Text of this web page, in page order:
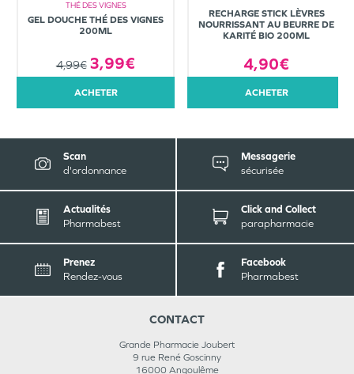
THÉ DES VIGNES
GEL DOUCHE THÉ DES VIGNES
200ML
4,99€ 3,99€
ACHETER
RECHARGE STICK LÈVRES
NOURRISSANT AU BEURRE DE
KARITÉ BIO 200ML
4,90€
ACHETER
Scan
d'ordonnance
Messagerie
sécurisée
Actualités
Pharmabest
Click and Collect
parapharmacie
Prenez
Rendez-vous
Facebook
Pharmabest
CONTACT
Grande Pharmacie Joubert
9 rue René Goscinny
16000 Angoulême